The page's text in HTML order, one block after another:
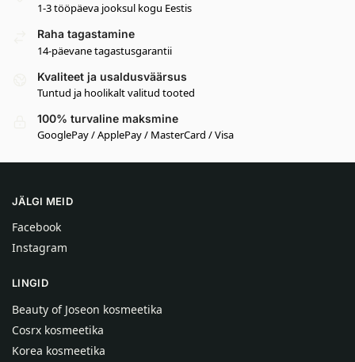
1-3 tööpäeva jooksul kogu Eestis
Raha tagastamine
14-päevane tagastusgarantii
Kvaliteet ja usaldusväärsus
Tuntud ja hoolikalt valitud tooted
100% turvaline maksmine
GooglePay / ApplePay / MasterCard / Visa
JÄLGI MEID
Facebook
Instagram
LINGID
Beauty of Joseon kosmeetika
Cosrx kosmeetika
Korea kosmeetika